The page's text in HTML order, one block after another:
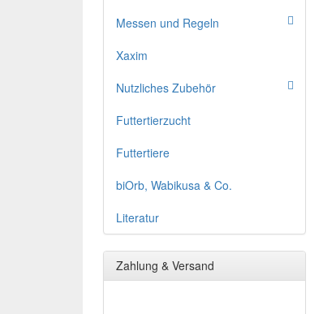
Messen und Regeln
Xaxim
Nutzliches Zubehör
Futtertierzucht
Futtertiere
biOrb, Wabikusa & Co.
Literatur
Zahlung & Versand